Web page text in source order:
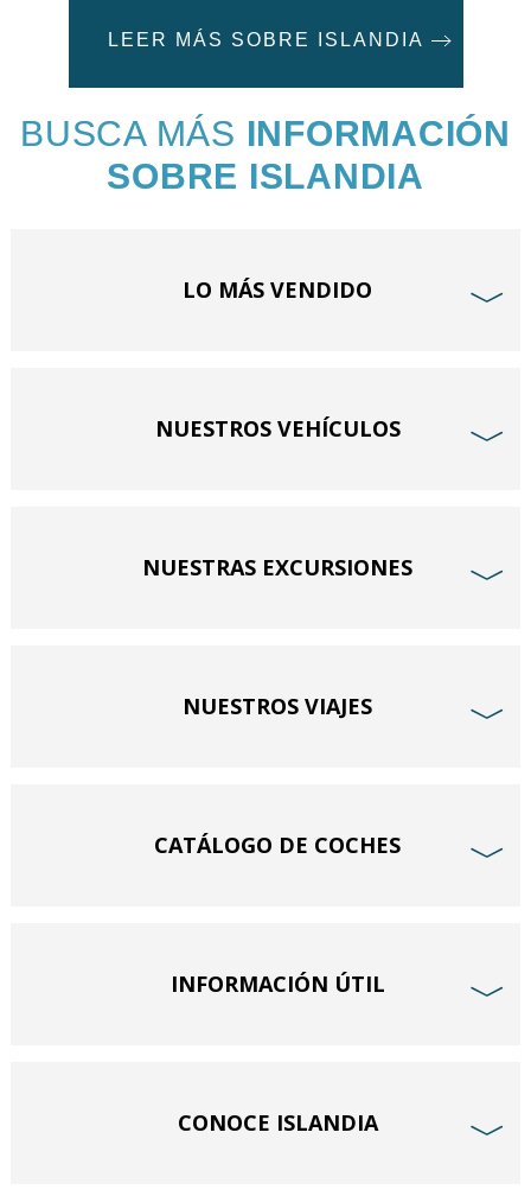
LEER MÁS SOBRE ISLANDIA
BUSCA MÁS INFORMACIÓN
SOBRE ISLANDIA
LO MÁS VENDIDO ﹀
NUESTROS VEHÍCULOS ﹀
NUESTRAS EXCURSIONES ﹀
NUESTROS VIAJES ﹀
CATÁLOGO DE COCHES ﹀
INFORMACIÓN ÚTIL ﹀
CONOCE ISLANDIA ﹀